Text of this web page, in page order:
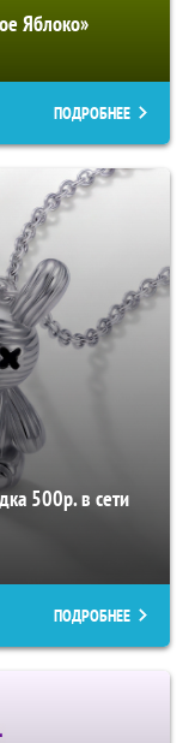
Яблоко»
ПОДРОБНЕЕ
500р. в сети
ПОДРОБНЕЕ